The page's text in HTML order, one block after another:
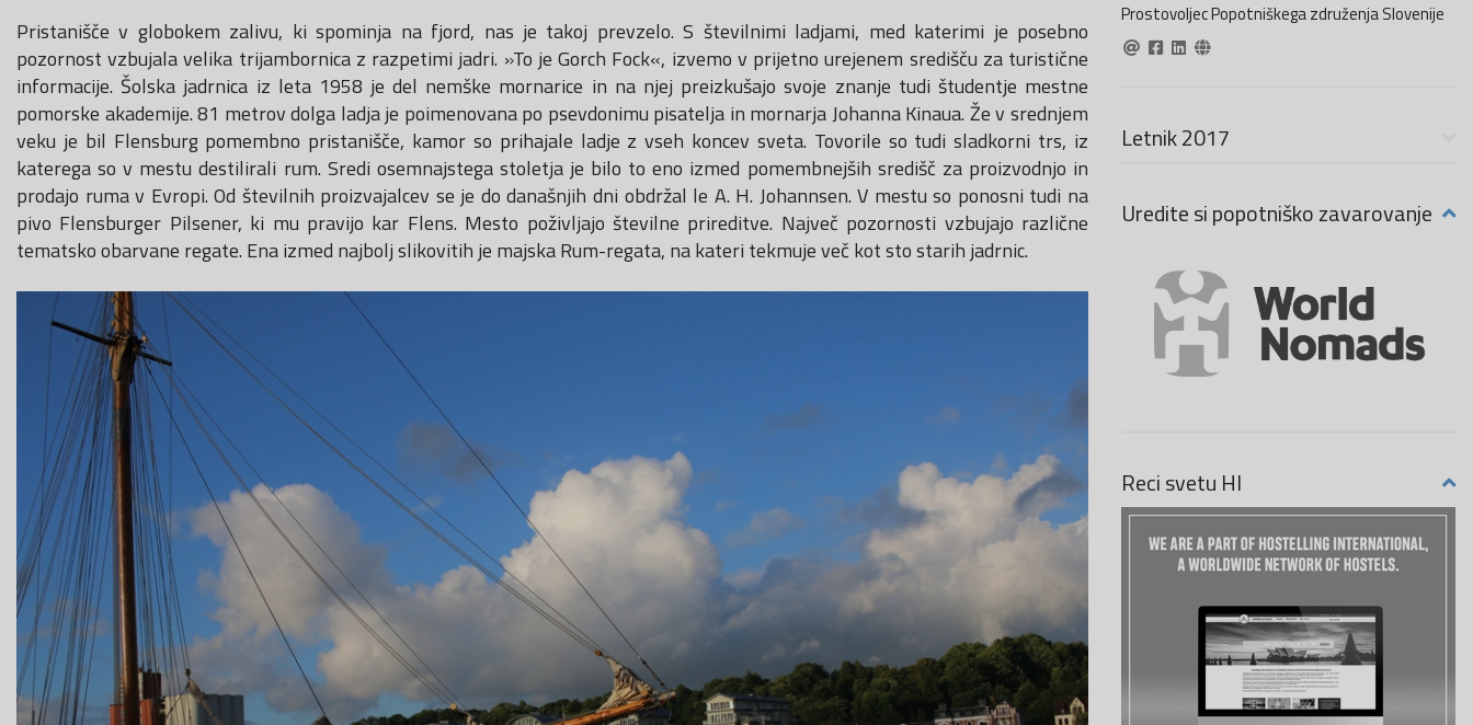
Pristanišče v globokem zalivu, ki spominja na fjord, nas je takoj prevzelo. S številnimi ladjami, med katerimi je posebno
pozornost vzbujala velika trijambornica z razpetimi jadri. »To je Gorch Fock«, izvemo v prijetno urejenem središču za turistične
informacije. Šolska jadrnica iz leta 1958 je del nemške mornarice in na njej preizkušajo svoje znanje tudi študentje mestne
pomorske akademije. 81 metrov dolga ladja je poimenovana po psevdonimu pisatelja in mornarja Johanna Kinaua. Že v srednjem
veku je bil Flensburg pomembno pristanišče, kamor so prihajale ladje z vseh koncev sveta. Tovorile so tudi sladkorni trs, iz
katerega so v mestu destilirali rum. Sredi osemnajstega stoletja je bilo to eno izmed pomembnejših središč za proizvodnjo in
prodajo ruma v Evropi. Od številnih proizvajalcev se je do današnjih dni obdržal le A. H. Johannsen. V mestu so ponosni tudi na
pivo Flensburger Pilsener, ki mu pravijo kar Flens. Mesto poživljajo številne prireditve. Največ pozornosti vzbujajo različne
tematsko obarvane regate. Ena izmed najbolj slikovitih je majska Rum-regata, na kateri tekmuje več kot sto starih jadrnic.
Prostovoljec Popotniškega združenja Slovenije
Letnik 2017
Uredite si popotniško zavarovanje
Reci svetu HI